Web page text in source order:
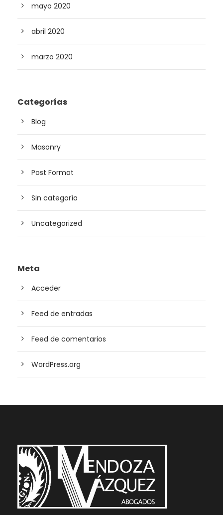
mayo 2020
abril 2020
marzo 2020
Categorías
Blog
Masonry
Post Format
Sin categoría
Uncategorized
Meta
Acceder
Feed de entradas
Feed de comentarios
WordPress.org